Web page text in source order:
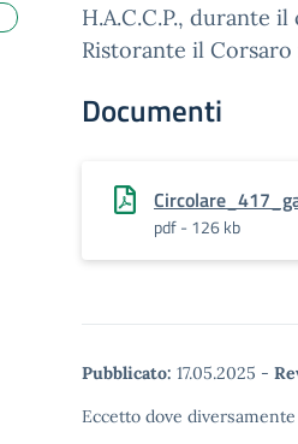
H.A.C.C.P., durante
Ristorante il Corsaro
Documenti
pdf - 126 kb
Pubblicato: 17.05.2025 -
Eccetto dove